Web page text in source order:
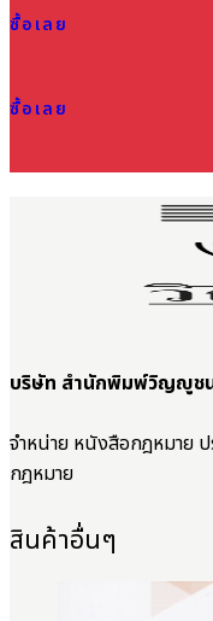
ซื้อเลย
ซื้อเลย
บริษัท สำนักพิมพ์วิญญูช
จำหน่าย หนังสือกฎหมาย
กฎหมาย
สินค้าอื่นๆ